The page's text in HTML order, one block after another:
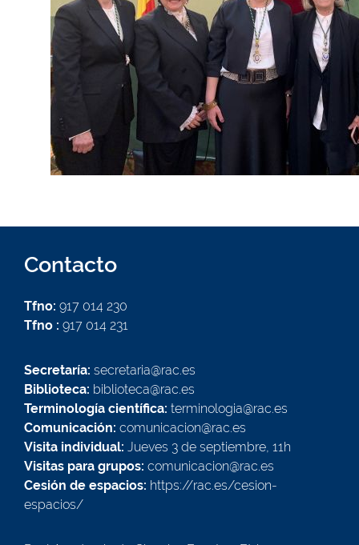
Contacto
Tfno: 917 014 230
Tfno : 917 014 231
Secretaría: secretaria@rac.es
Biblioteca: biblioteca@rac.es
Terminología científica: terminologia@rac.es
Comunicación: comunicacion@rac.es
Visita individual: Jueves 3 de septiembre, 11h
Visitas para grupos: comunicacion@rac.es
Cesión de espacios: https://rac.es/cesion-
espacios/